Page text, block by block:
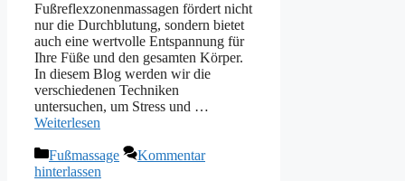
Fußreflexzonenmassagen fördert nicht
nur die Durchblutung, sondern bietet
auch eine wertvolle Entspannung für
Ihre Füße und den gesamten Körper.
In diesem Blog werden wir die
verschiedenen Techniken
untersuchen, um Stress und …
Weiterlesen
Kategorien
Fußmassage
Kommentar
hinterlassen